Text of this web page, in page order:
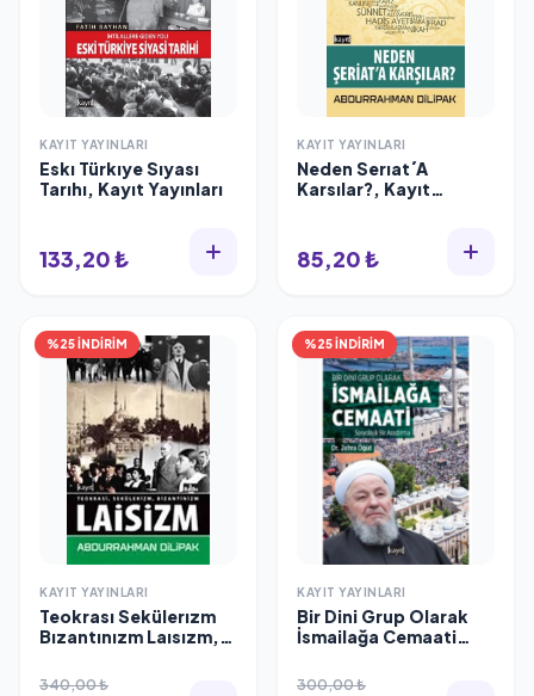
KAYIT YAYINLARI
Eskı Türkıye Sıyası
Tarıhı, Kayıt Yayınları
133,20 ₺
KAYIT YAYINLARI
Neden Serıat´A
Karsılar?, Kayıt
85,20 ₺
%25 İNDİRİM
KAYIT YAYINLARI
Teokrası Sekülerızm
Bızantınızm Laısızm,
340,00 ₺
%25 İNDİRİM
KAYIT YAYINLARI
Bir Dini Grup Olarak
İsmailağa Cemaati
Araştırma Zehra Öğüt
300,00 ₺